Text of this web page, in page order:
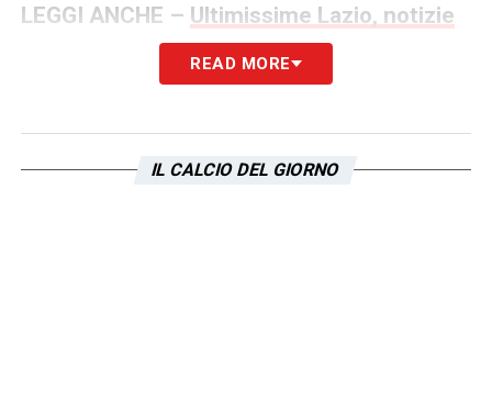
LEGGI ANCHE – Ultimissime Lazio, notizie
del giorno | LIVE Tempo reale
READ MORE
IL CALCIO DEL GIORNO